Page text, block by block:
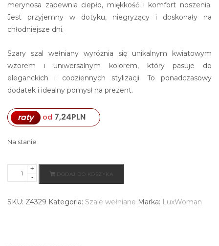
merynosa zapewnia ciepło, miękkość i komfort noszenia.
Jest przyjemny w dotyku, niegryzący i doskonały na
chłodniejsze dni.
Szary szal wełniany wyróżnia się unikalnym kwiatowym
wzorem i uniwersalnym kolorem, który pasuje do
eleganckich i codziennych stylizacji. To ponadczasowy
dodatek i idealny pomysł na prezent.
raty od 7,24PLN
Na stanie
ilość
Wełniany
damski
+
-
DODAJ DO KOSZYKA
SKU: Z4329 Kategoria: Szale wełniane Marka: LuxWoman